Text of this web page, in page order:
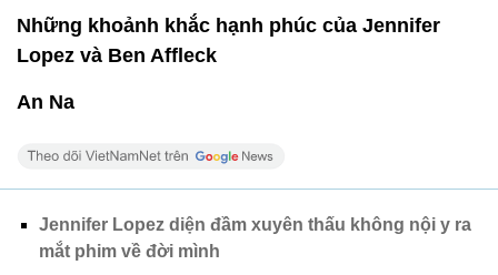
Những khoảnh khắc hạnh phúc của Jennifer
Lopez và Ben Affleck
An Na
Jennifer Lopez diện đầm xuyên thấu không nội y ra
mắt phim về đời mình